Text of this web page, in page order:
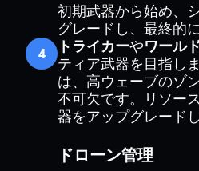
4
初期武器から始め、
グレードし、最終的
トライカーやワール
ティア武器を目指し
は、高ウェーブのゾ
不可欠です。リソー
器をアップグレード
ドローン管理